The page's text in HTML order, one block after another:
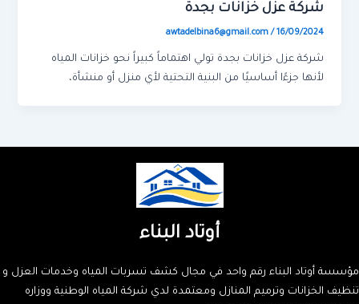
شركة عزل خزانات بجدة
awtadelbina6@gmail.com/ 16/09/2024
شركة عزل خزانات بجدة تولي اهتماماً كبيراً نحو خزانات المياه
لأنها جزءًا أساسيًا من البنية التحتية لأي منزل أو منشأة،
أوتاد البناء
مؤسسة أوتاد البناء رقم واحد في مجال كشف تسربات المياه وخدمات العزل و
تنظيف الخزانات وترميم المنازل ومعتمدة لدي شركة المياه الوطنية ووزاره